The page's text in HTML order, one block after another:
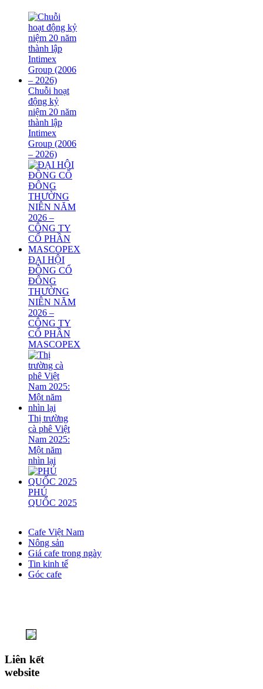
Chuỗi hoạt
động kỷ
niệm 20 năm
thành lập
Intimex
Group (2006
– 2026)
ĐẠI HỘI
ĐỒNG CỔ
ĐÔNG
THƯỜNG
NIÊN NĂM
2026 –
CÔNG TY
CỔ PHẦN
MASCOPEX
Thị trường
cà phê Việt
Nam 2025:
Một năm
nhìn lại
PHÚ
QUỐC 2025
Cafe Việt Nam
Nông sản
Giá cafe trong ngày
Tin kinh tế
Góc cafe
Liên kết
website